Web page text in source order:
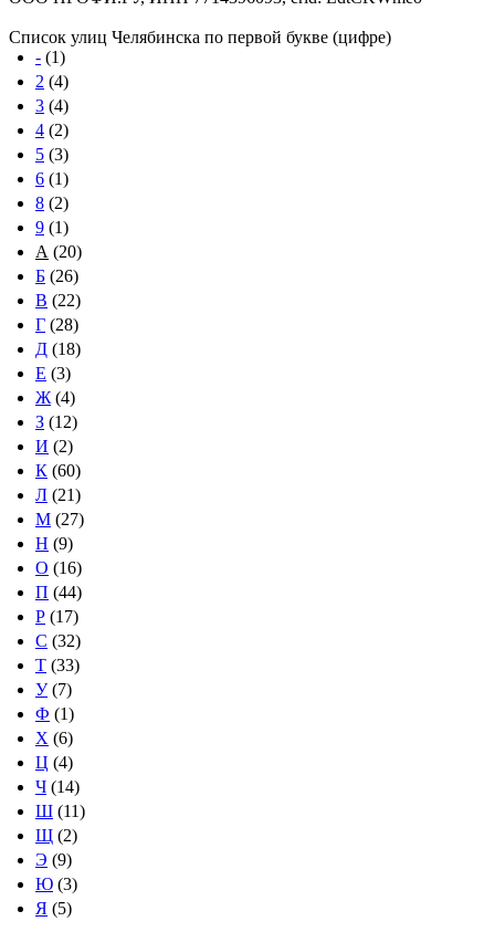
Список улиц Челябинска по первой букве (цифре)
- (1)
2 (4)
3 (4)
4 (2)
5 (3)
6 (1)
8 (2)
9 (1)
А (20)
Б (26)
В (22)
Г (28)
Д (18)
Е (3)
Ж (4)
З (12)
И (2)
К (60)
Л (21)
М (27)
Н (9)
О (16)
П (44)
Р (17)
С (32)
Т (33)
У(7)
Ф (1)
Х (6)
Ц (4)
Ч (14)
Ш (11)
Щ (2)
Э (9)
Ю (3)
Я (5)